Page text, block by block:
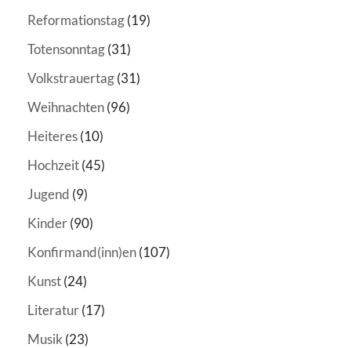
Reformationstag(19)
Totensonntag(31)
Volkstrauertag(31)
Weihnachten(96)
Heiteres(10)
Hochzeit(45)
Jugend (9)
Kinder(90)
Konfirmand(inn)en(107)
Kunst(24)
Literatur(17)
Musik (23)